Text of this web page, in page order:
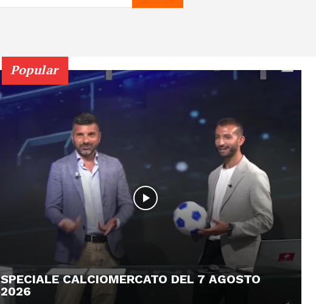
Popular
SPECIALE CALCIOMERCATO DEL 7 AGOSTO
2026